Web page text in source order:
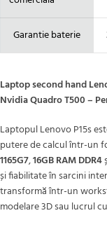
Garantie baterie
Laptop second hand
Nvidia Quadro T500 –
Laptopul Lenovo P15s
putere de calcul într-un
1165G7,16GB RAM DDR4
și fiabilitate în sarcini
transformă într-un
modelare 3D sau lucrul